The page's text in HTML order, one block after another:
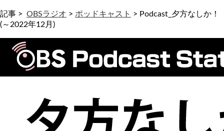
記事 > OBSラジオ > ポッドキャスト > Podcast_夕方なしか！
(～2022年12月)